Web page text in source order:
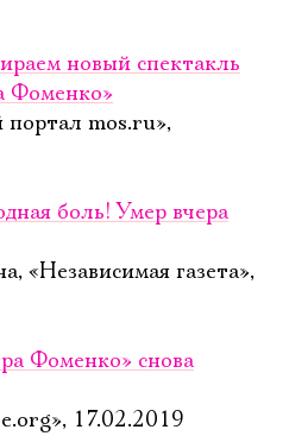
новый спектакль
Фоменко»
mos.ru»,
боль! Умер вчера
«Независимая газета»,
Фоменко» снова
17.02.2019